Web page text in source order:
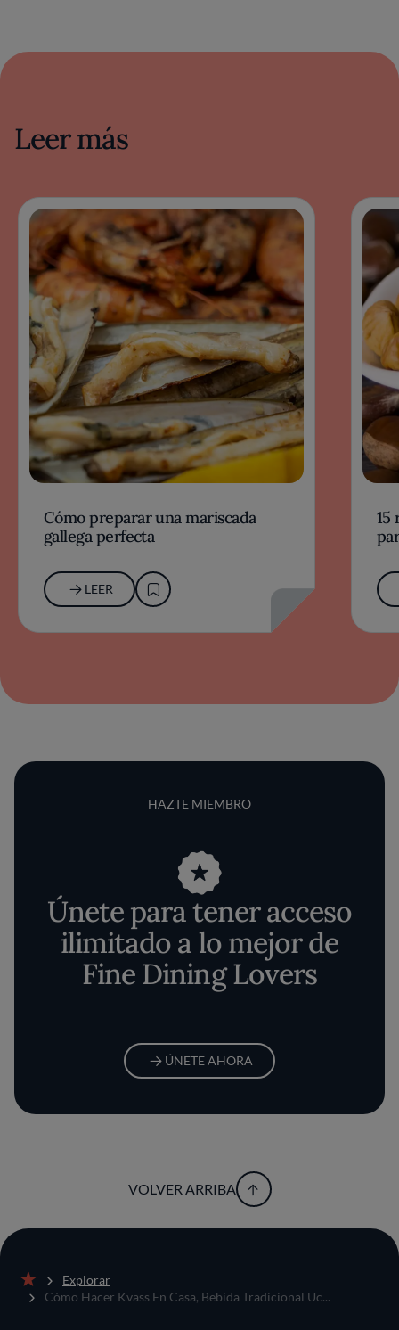
Leer más
Cómo preparar una mariscada
gallega perfecta
LEER
15
HAZTE MIEMBRO
Únete para tener acceso
ilimitado a lo mejor de
Fine Dining Lovers
ÚNETE AHORA
VOLVER ARRIBA
Inicio
Explorar
Cómo Hacer Kvass En Casa, Bebida Tradicional Uc...